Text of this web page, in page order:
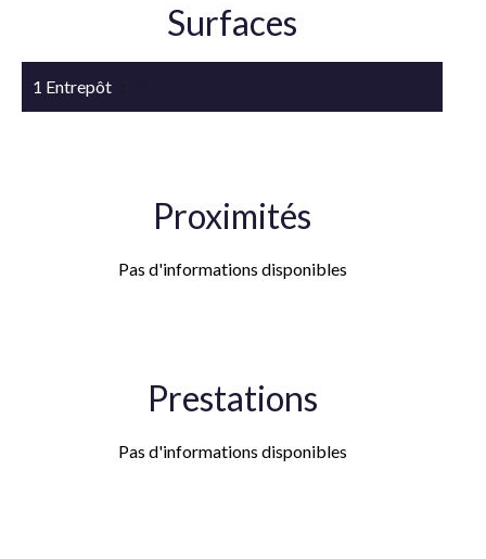
Surfaces
1 Entrepôt
Proximités
Pas d'informations disponibles
Prestations
Pas d'informations disponibles